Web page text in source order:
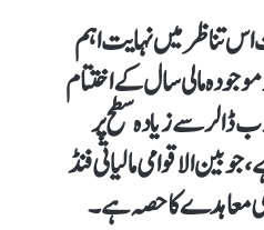
تناظر میں نہایت اہم
مالی سال کے اختتام
کے ذخائر 14 ارب ڈالر سے زیادہ سطح پر
بین الاقوامی مالیاتی فنڈ
معاہدے کا حصہ ہے۔